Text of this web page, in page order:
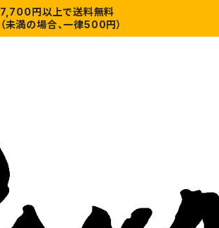
7,700円以上で送料無料
（未満の場合、一律500円）